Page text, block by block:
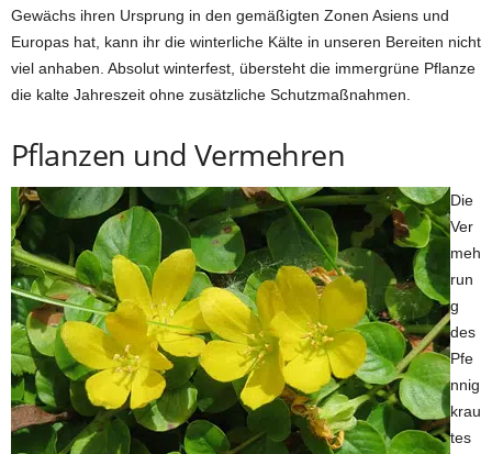
Gewächs ihren Ursprung in den gemäßigten Zonen Asiens und
Europas hat, kann ihr die winterliche Kälte in unseren Bereiten nicht
viel anhaben. Absolut winterfest, übersteht die immergrüne Pflanze
die kalte Jahreszeit ohne zusätzliche Schutzmaßnahmen.
Pflanzen und Vermehren
Die
Ver
meh
run
g
des
Pfe
nnig
krau
tes